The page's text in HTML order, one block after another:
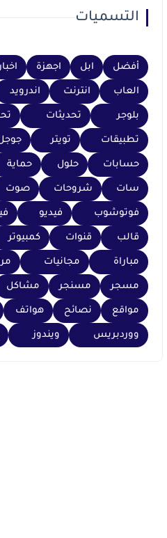
التسميات
أفضل ابل اجهزة اخبار
العاب انترنت اندرويد
بلوجر تحديثات
تطبيقات تويتر
حسابات حلول حماية
سات شروحات صوت
فوتوشوب فيديو
قالب قنوات كمبيوتر
مباراة مجانيات
مسجر مسنجر مشاكل
مواقع نصائح هواتف
ووردبريس ويندوز